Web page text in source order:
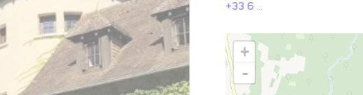
Le Parc naturel régional Périgord-Limousin
Pause et détente
Aires de pique-nique
+33 6 ...
+
-